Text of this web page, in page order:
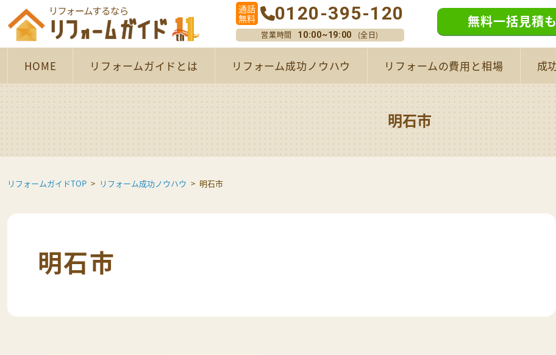
通話
無料
0120-395-120
営業時間 10:00~19:00 (全日)
無料一括見積
HOME リフォームガイドとは リフォーム成功ノウハウ リフォームの費用と相場 成
明石市
リフォームガイドTOP リフォーム成功ノウハウ 明石市
明石市